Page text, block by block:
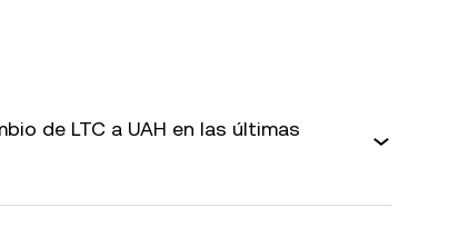
de LTC a UAH en las últimas